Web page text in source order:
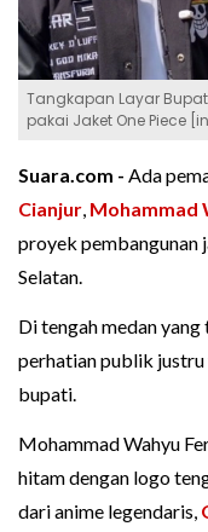
Tangkapan Layar
pakai Jaket One Piece
Suara.com - Ada
Cianjur, Mohammad
proyek pembangunan
Selatan.
Di tengah medan
perhatian publik justru
bupati.
Mohammad Wahyu
hitam dengan logo
dari anime legendaris,